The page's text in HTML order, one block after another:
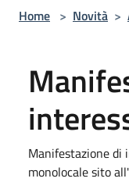
Home > Novità >
Manifestazione di
monolocale sito